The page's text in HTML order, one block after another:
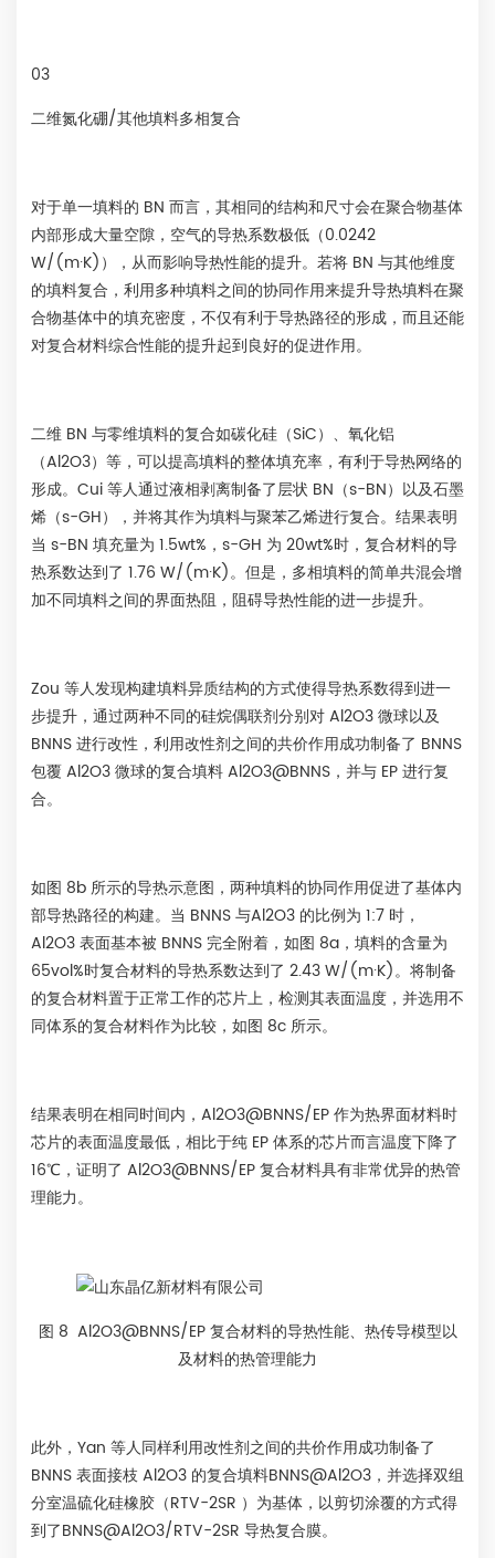
03
二维氮化硼/其他填料多相复合
对于单一填料的 BN 而言，其相同的结构和尺寸会在聚合物基体
内部形成大量空隙，空气的导热系数极低（0.0242
W/(m·K)），从而影响导热性能的提升。若将 BN 与其他维度
的填料复合，利用多种填料之间的协同作用来提升导热填料在聚
合物基体中的填充密度，不仅有利于导热路径的形成，而且还能
对复合材料综合性能的提升起到良好的促进作用。
二维 BN 与零维填料的复合如碳化硅（SiC）、氧化铝
（Al2O3）等，可以提高填料的整体填充率，有利于导热网络的
形成。Cui 等人通过液相剥离制备了层状 BN（s-BN）以及石墨
烯（s-GH），并将其作为填料与聚苯乙烯进行复合。结果表明
当 s-BN 填充量为 1.5wt%，s-GH 为 20wt%时，复合材料的导
热系数达到了 1.76 W/(m·K)。但是，多相填料的简单共混会增
加不同填料之间的界面热阻，阻碍导热性能的进一步提升。
Zou 等人发现构建填料异质结构的方式使得导热系数得到进一
步提升，通过两种不同的硅烷偶联剂分别对 Al2O3 微球以及
BNNS 进行改性，利用改性剂之间的共价作用成功制备了 BNNS
包覆 Al2O3 微球的复合填料 Al2O3@BNNS，并与 EP 进行复
合。
如图 8b 所示的导热示意图，两种填料的协同作用促进了基体内
部导热路径的构建。当 BNNS 与Al2O3 的比例为 1:7 时，
Al2O3 表面基本被 BNNS 完全附着，如图 8a，填料的含量为
65vol%时复合材料的导热系数达到了 2.43 W/(m·K)。将制备
的复合材料置于正常工作的芯片上，检测其表面温度，并选用不
同体系的复合材料作为比较，如图 8c 所示。
结果表明在相同时间内，Al2O3@BNNS/EP 作为热界面材料时
芯片的表面温度最低，相比于纯 EP 体系的芯片而言温度下降了
16℃，证明了 Al2O3@BNNS/EP 复合材料具有非常优异的热管
理能力。
图 8 Al2O3@BNNS/EP 复合材料的导热性能、热传导模型以
及材料的热管理能力
此外，Yan 等人同样利用改性剂之间的共价作用成功制备了
BNNS 表面接枝 Al2O3 的复合填料BNNS@Al2O3，并选择双组
分室温硫化硅橡胶（RTV-2SR ）为基体，以剪切涂覆的方式得
到了BNNS@Al2O3/RTV-2SR 导热复合膜。